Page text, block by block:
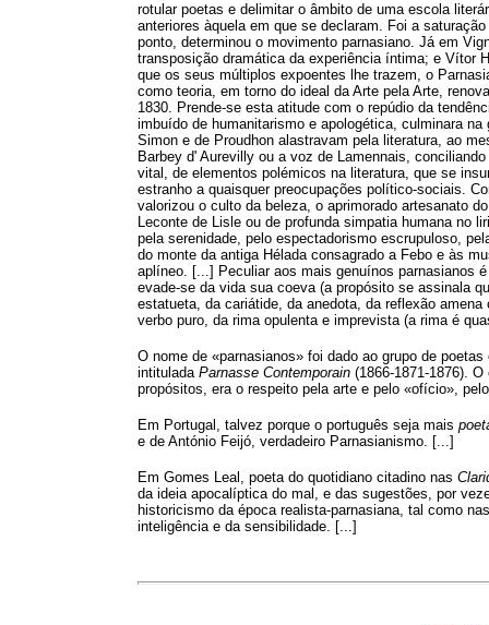
rotular poetas e delimitar o âmbito de uma escola
anteriores àquela em que se declaram. Foi a
ponto, determinou o movimento parnasiano. Já em
transposição dramática da experiência íntima; e Vítor
que os seus múltiplos expoentes lhe trazem, o
como teoria, em torno do ideal da Arte pela Arte,
1830. Prende-se esta atitude com o repúdio da
imbuído de humanitarismo e apologética, culminara
Simon e de Proudhon alastravam pela literatura, ao
Barbey d' Aurevilly ou a voz de Lamennais,
vital, de elementos polémicos na literatura, que se
estranho a quaisquer preocupações político-sociais.
valorizou o culto da beleza, o aprimorado artesanato
Leconte de Lisle ou de profunda simpatia humana no
pela serenidade, pelo espectadorismo escrupuloso,
do monte da antiga Hélada consagrado a Febo e às
aplíneo. [...] Peculiar aos mais genuínos parnasianos
evade-se da vida sua coeva (a propósito se assinala
estatueta, da cariátide, da anedota, da reflexão
verbo puro, da rima opulenta e imprevista (a rima é
O nome de «parnasianos» foi dado ao grupo de
intitulada Parnasse Contemporain (1866-1871-1876).
propósitos, era o respeito pela arte e pelo «ofício»,
Em Portugal, talvez porque o português seja mais
e de António Feijó, verdadeiro Parnasianismo. [...]
Em Gomes Leal, poeta do quotidiano citadino nas
da ideia apocalíptica do mal, e das sugestões, por
historicismo da época realista-parnasiana, tal como
inteligência e da sensibilidade. [...]